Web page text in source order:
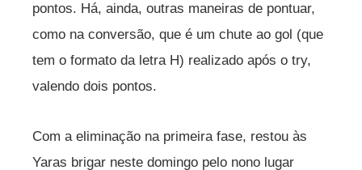
pontos. Há, ainda, outras maneiras de pontuar,
como na conversão, que é um chute ao gol (que
tem o formato da letra H) realizado após o try,
valendo dois pontos.
Com a eliminação na primeira fase, restou às
Yaras brigar neste domingo pelo nono lugar